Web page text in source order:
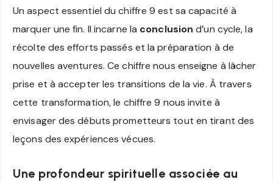
Un aspect essentiel du chiffre 9 est sa capacité à
marquer une fin. Il incarne la conclusion d’un cycle, la
récolte des efforts passés et la préparation à de
nouvelles aventures. Ce chiffre nous enseigne à lâcher
prise et à accepter les transitions de la vie. À travers
cette transformation, le chiffre 9 nous invite à
envisager des débuts prometteurs tout en tirant des
leçons des expériences vécues.
Une profondeur spirituelle associée au